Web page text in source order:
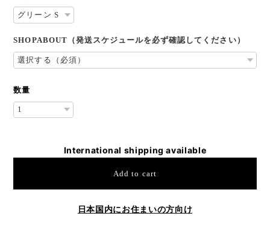
SHOPABOUT（発送スケジュールを必ず確認してください）
数量
International shipping available
Add to cart
日本国内にお住まいの方向け